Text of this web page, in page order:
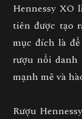
Hennessy XO
tiên được tạo
mục đích là
rượu nổi danh
mạnh mẽ và
Rượu